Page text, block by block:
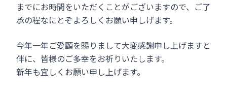
までにお時間をいただくことがございますので、ご了
承の程なにとぞよろしくお願い申しげます。
今年一年ご愛顧を賜りまして大変感謝申し上げますと
伴に、皆様のご多幸をお祈りいたします。
新年も宜しくお願い申し上げます。